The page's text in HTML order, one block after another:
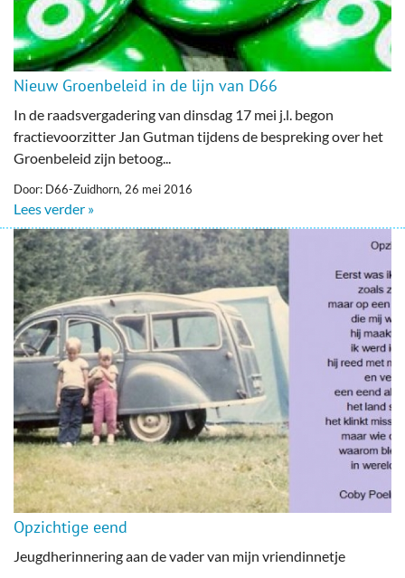
Nieuw Groenbeleid in de lijn van D66
In de raadsvergadering van dinsdag 17 mei j.l. begon
fractievoorzitter Jan Gutman tijdens de bespreking over het
Groenbeleid zijn betoog...
Door: D66-Zuidhorn, 26 mei 2016
Lees verder »
Opzichtige eend
Jeugdherinnering aan de vader van mijn vriendinnetje